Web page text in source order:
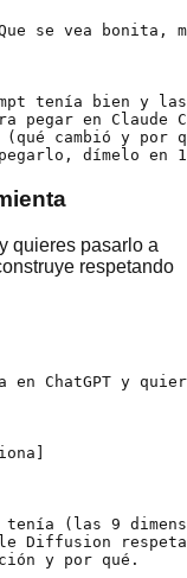
se vea
tenía bien y
pegar en Claude
cambió y por
dímelo en
quieres pasarlo a
respetando
en ChatGPT y
(las 9
Diffusion
y por qué.